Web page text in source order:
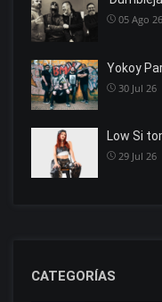
05 Ago 26
Yokoy
30 Jul 26
Low Si
29 Jul 26
CATEGORÍAS